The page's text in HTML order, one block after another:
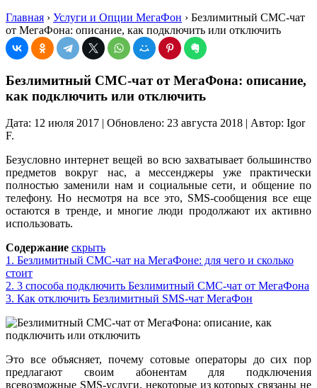
Главная › Услуги и Опции МегаФон › Безлимитный СМС-чат
от МегаФона: описание, как подключить или отключить
Безлимитный СМС-чат от МегаФона: описание,
как подключить или отключить
Дата: 12 июля 2017 | Обновлено: 23 августа 2018 | Автор: Igor
F.
Безусловно интернет вещей во всю захватывает большинство
предметов вокруг нас, а мессенджеры уже практически
полностью заменили нам и социальные сети, и общение по
телефону. Но несмотря на все это, SMS-сообщения все еще
остаются в тренде, и многие люди продолжают их активно
использовать.
Содержание скрыть
1. Безлимитный СМС-чат на МегаФоне: для чего и сколько
стоит
2. 3 способа подключить Безлимитный СМС-чат от МегаФона
3. Как отключить Безлимитный SMS-чат МегаФон
Это все объясняет, почему сотовые операторы до сих пор
предлагают своим абонентам для подключения
всевозможные SMS-услуги, некоторые из которых связаны не